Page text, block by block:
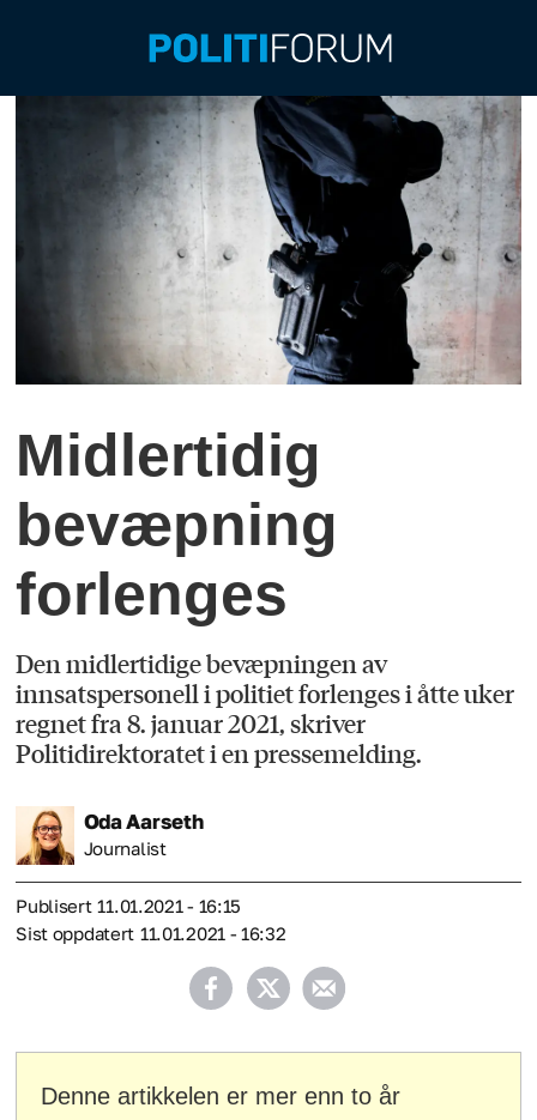
Midlertidig
bevæpning
forlenges
Den midlertidige bevæpningen av
innsatspersonell i politiet forlenges i åtte uker
regnet fra 8. januar 2021, skriver
Politidirektoratet i en pressemelding.
OdaAarseth
Journalist
Publisert
11.01.2021 - 16:15
Sist oppdatert
11.01.2021 - 16:32
Denne artikkelen er mer enn to år